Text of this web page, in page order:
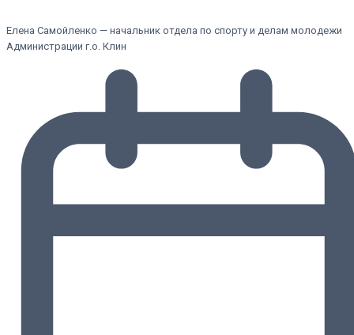
Елена Самойленко — начальник отдела по спорту и делам молодежи
Администрации г.о. Клин